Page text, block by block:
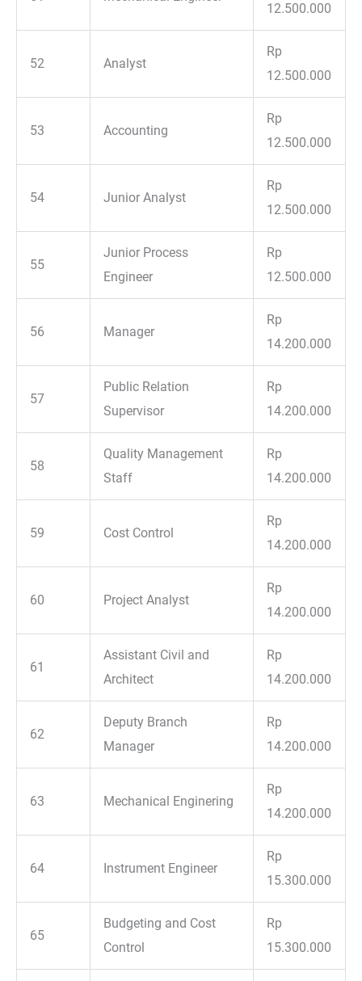
12.500.000
52 Analyst
Rp
12.500.000
53 Accounting
Rp
12.500.000
54 Junior Analyst
Rp
12.500.000
55
Junior Process
Engineer
Rp
12.500.000
56 Manager
Rp
14.200.000
57
Public Relation
Supervisor
Rp
14.200.000
58
Quality Management
Staff
Rp
14.200.000
59 Cost Control
Rp
14.200.000
60 Project Analyst
Rp
14.200.000
61
Assistant Civil and
Architect
Rp
14.200.000
62
Deputy Branch
Manager
Rp
14.200.000
63 Mechanical Enginering
Rp
14.200.000
64 Instrument Engineer
Rp
15.300.000
65
Budgeting and Cost
Control
Rp
15.300.000